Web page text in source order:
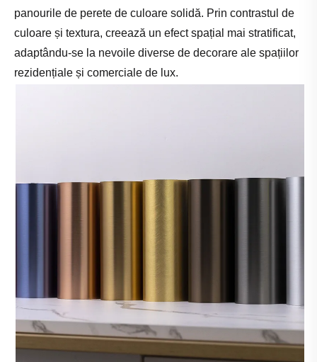
panourile de perete de culoare solidă. Prin contrastul de
culoare și textura, creează un efect spațial mai stratificat,
adaptându-se la nevoile diverse de decorare ale spațiilor
rezidențiale și comerciale de lux.